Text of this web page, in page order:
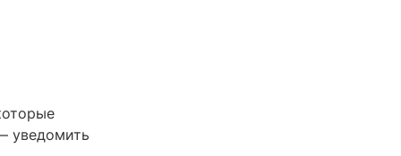
уведомить